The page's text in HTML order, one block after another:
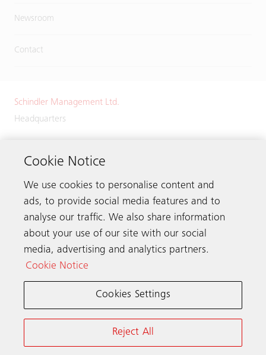
Newsroom
Contact
Schindler Management Ltd.
Headquarters
6030 Ebikon
Get in touch
Schindler worldwide
Terms & Conditions Privacy Notice Cookie Notice & Settings
Cookie Notice
We use cookies to personalise content and
ads, to provide social media features and to
analyse our traffic. We also share information
about your use of our site with our social
media, advertising and analytics partners.
Cookie Notice
Cookies Settings
Reject All